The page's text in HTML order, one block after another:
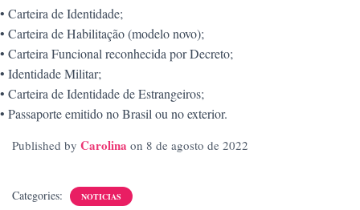
• Carteira de Identidade;
• Carteira de Habilitação (modelo novo);
• Carteira Funcional reconhecida por Decreto;
• Identidade Militar;
• Carteira de Identidade de Estrangeiros;
• Passaporte emitido no Brasil ou no exterior.
Published by Carolina on 8 de agosto de 2022
Categories: NOTICIAS